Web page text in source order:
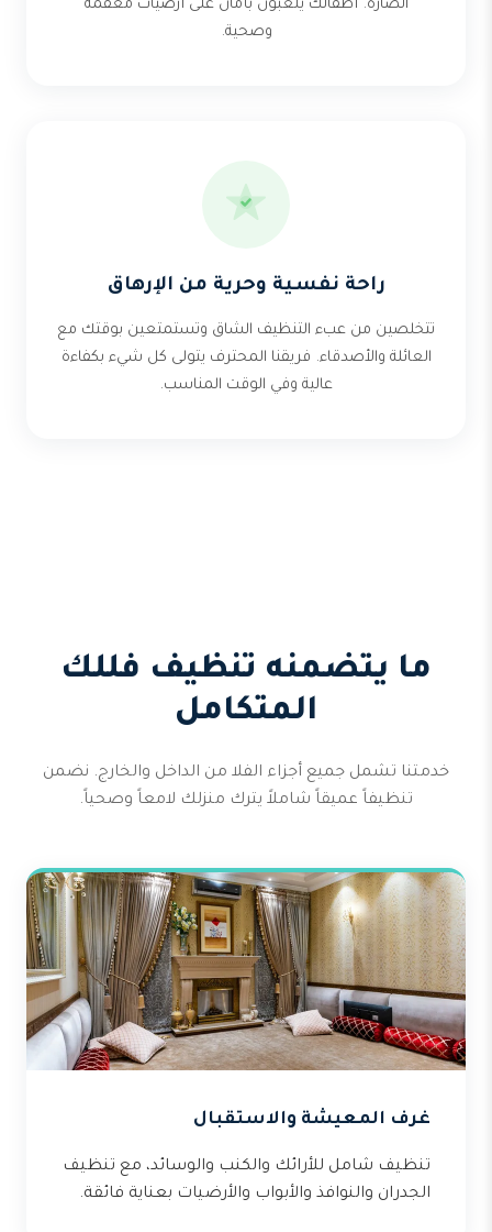
الضارة. أطفالك يلعبون بأمان على أرضيات معقمة
وصحية.
راحة نفسية وحرية من الإرهاق
تتخلصين من عبء التنظيف الشاق وتستمتعين بوقتك مع
العائلة والأصدقاء. فريقنا المحترف يتولى كل شيء بكفاءة
عالية وفي الوقت المناسب.
ما يتضمنه تنظيف فللك
المتكامل
خدمتنا تشمل جميع أجزاء الفلا من الداخل والخارج. نضمن
تنظيفاً عميقاً شاملاً يترك منزلك لامعاً وصحياً.
غرف المعيشة والاستقبال
تنظيف شامل للأرائك والكنب والوسائد، مع تنظيف
الجدران والنوافذ والأبواب والأرضيات بعناية فائقة.